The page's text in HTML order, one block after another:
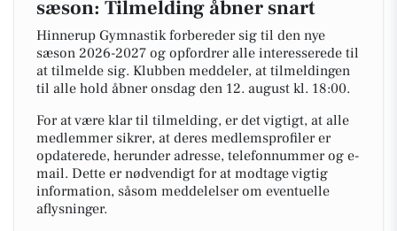
sæson: Tilmelding åbner snart
Hinnerup Gymnastik forbereder sig til den nye
sæson 2026-2027 og opfordrer alle interesserede til
at tilmelde sig. Klubben meddeler, at tilmeldingen
til alle hold åbner onsdag den 12. august kl. 18:00.
For at være klar til tilmelding, er det vigtigt, at alle
medlemmer sikrer, at deres medlemsprofiler er
opdaterede, herunder adresse, telefonnummer og e-
mail. Dette er nødvendigt for at modtage vigtig
information, såsom meddelelser om eventuelle
aflysninger.